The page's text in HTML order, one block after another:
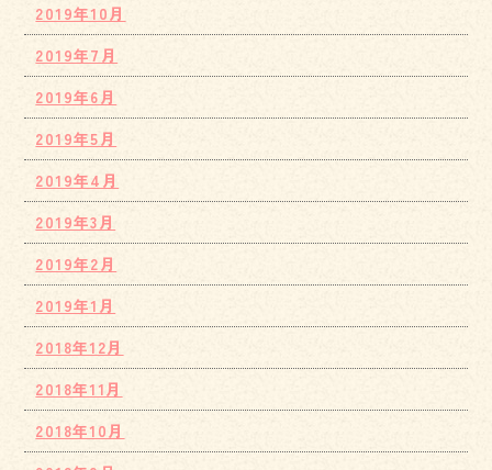
2019年10月
2019年7月
2019年6月
2019年5月
2019年4月
2019年3月
2019年2月
2019年1月
2018年12月
2018年11月
2018年10月